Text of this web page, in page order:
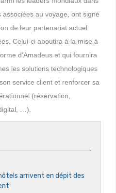
au voyage, ont signé
de leur partenariat actuel
Celui-ci aboutira à la mise à
d’Amadeus et qui fournira
les solutions technologiques
service client et renforcer sa
(réservation,
…).
arrivent en dépit des